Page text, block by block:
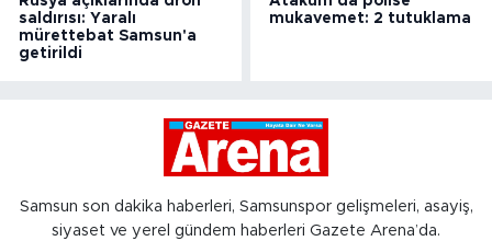
saldırısı: Yaralı
mürettebat Samsun'a
getirildi
mukavemet: 2 tutuklama
Samsun son dakika haberleri, Samsunspor gelişmeleri, asayiş,
siyaset ve yerel gündem haberleri Gazete Arena’da.